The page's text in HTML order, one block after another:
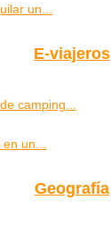
un...
E-viajeros
camping...
un...
Geografía